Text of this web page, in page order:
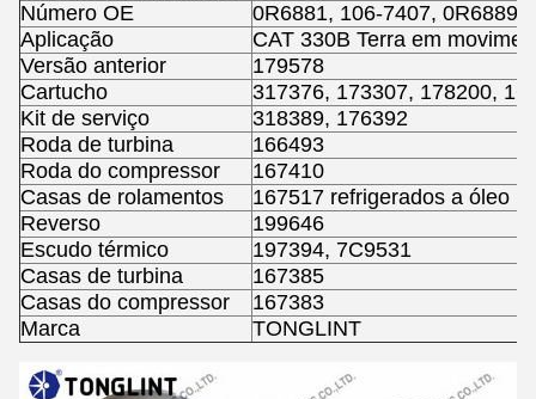
Número OE
0R6881, 106-7407, 0R6889
Aplicação
CAT 330B Terra em
Versão anterior
179578
Cartucho
317376, 173307, 178200,
Kit de serviço
318389, 176392
Roda de turbina
166493
Roda do compressor
167410
Casas de rolamentos
167517 refrigerados a óleo
Reverso
199646
Escudo térmico
197394, 7C9531
Casas de turbina
167385
Casas do compressor
167383
Marca
TONGLINT